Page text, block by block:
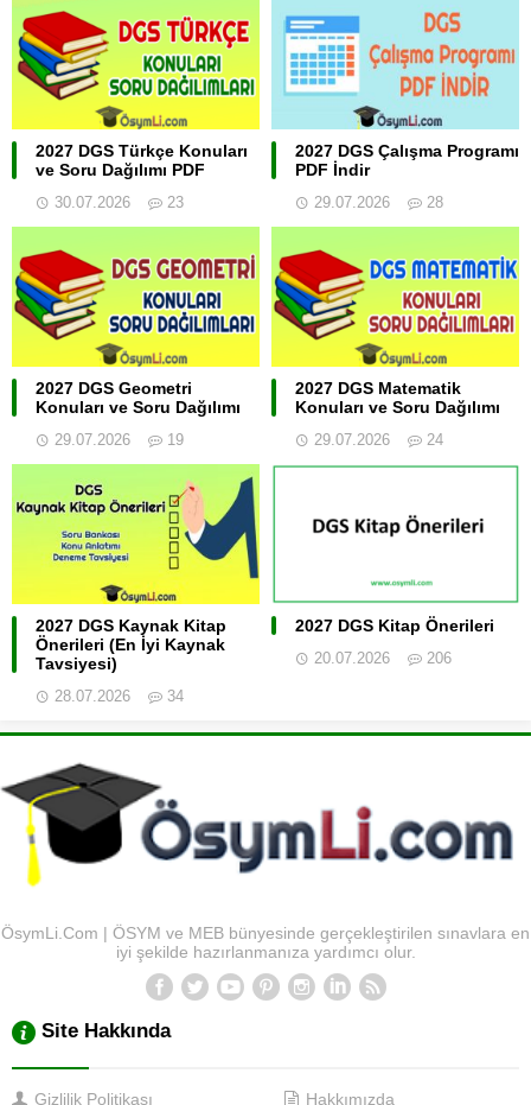
2027 DGS Türkçe Konuları
ve Soru Dağılımı PDF
30.07.2026 23
2027 DGS Çalışma Programı
PDF İndir
29.07.2026 28
2027 DGS Geometri
Konuları ve Soru Dağılımı
29.07.2026 19
2027 DGS Matematik
Konuları ve Soru Dağılımı
29.07.2026 24
2027 DGS Kaynak Kitap
Önerileri (En İyi Kaynak
Tavsiyesi)
28.07.2026 34
2027 DGS Kitap Önerileri
20.07.2026 206
ÖsymLi.Com | ÖSYM ve MEB bünyesinde gerçekleştirilen sınavlara en
iyi şekilde hazırlanmanıza yardımcı olur.
Site Hakkında
Gizlilik Politikası Hakkımızda